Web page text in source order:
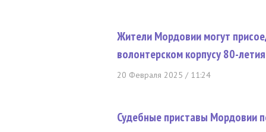
Жители Мордовии могут
волонтерском корпусу 80-
20 Февраля 2025 / 11:24
Судебные приставы Мордовии